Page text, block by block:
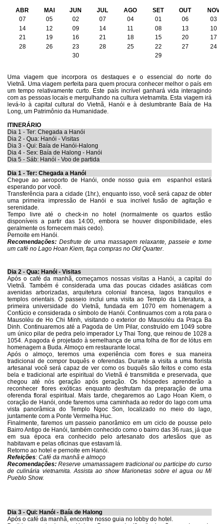
ABR MAI JUN JUL AGO SET OUT
07
05 02 07 04 01 06
03
14
12 09 14 11 08 13
10
21
19 16 21 18 15 20
17
28
26 23 28 25 22 27
24
30
29
Uma viagem que incorpora os destaques e o essencial do norte do
Vietnã. Uma viagem perfeita para quem procura conhecer melhor o país em
um tempo relativamente curto. Este país incrível ganhará vida interagindo
com as pessoas locais e mergulhando na cultura vietnamita. Esta viagem irá
levá-lo à capital cultural do Vietnã, Hanói e à deslumbrante Baía de Ha
Long, um Patrimônio da Humanidade.
ITINERÁRIO
Dia 1 - Ter: Chegada a Hanói
Dia 2 - Qua: Hanói - Visitas
Dia 3 - Qui: Baía de Hanói-Halong
Dia 4 - Sex: Baía de Halong - Hanói
Dia 5 - Sáb: Hanói - Voo de partida
Dia 1 - Ter: Chegada a Hanói
Chegue ao aeroporto de Hanói, onde nosso guia em espanhol estará
esperando por você.
Transferência para a cidade (1hr.), enquanto isso, você será capaz de obter
uma primeira impressão de Hanói e sua incrível fusão de agitação e
serenidade.
Tempo livre até o check-in no hotel (normalmente os quartos estão
disponíveis a partir das 14:00, embora se houver disponibilidade, eles
geralmente os fornecem mais cedo).
Pernoite em Hanói.
Recomendações:Desfrute de uma massagem relaxante, passeie e tome
um café no Lago Hoan Kiem, faça compras no Old Quarter.
Dia 2 - Qua: Hanói - Visitas
Após o café da manhã, começamos nossas visitas a Hanói, a capital do
Vietnã. Também é considerada uma das poucas cidades asiáticas com
avenidas arborizadas, arquitetura colonial francesa, lagos tranquilos e
templos orientais. O passeio inclui uma visita ao Templo da Literatura,a
primeira universidade do Vietnã, fundada em 1070 em homenagem a
Confúcio e considerada o símbolo de Hanói. Continuamos com a rota para o
Mausoléu de Ho Chi Minh, visitando o exterior do Mausoléu da Praça Ba
Dinh. Continuaremos até a Pagoda de Um Pilar, construído em 1049 sobre
um único pilar de pedra pelo imperador Ly Thai Tong, que reinou de 1028 a
1054. A pagoda é projetado à semelhança de uma folha de flor de lótus em
homenagem a Buda.Almoço em restaurante local.
Após o almoço, teremos uma experiência com flores e sua maneira
tradicional de compor buquês e oferendas. Durante a visita a uma florista
artesanal você será capaz de ver como os buquês são feitos e como esta
bela e tradicional arte espiritual do Vietnã é transmitida e preservada, que
chegou até nós geração após geração. Os hóspedes aprenderão a
reconhecer flores exóticas enquanto desfrutam da preparação de uma
oferenda floral espiritual. Mais tarde, chegaremos ao Lago Hoan Kiem, o
coração de Hanói, onde faremos uma caminhada ao redor do lago com uma
vista panorâmica do Templo Ngoc Son, localizado no meio do lago,
juntamente com a Ponte Vermelha Huc.
Finalmente, faremos um passeio panorâmico em um ciclo de pousse pelo
Bairro Antigo de Hanói, também conhecido como o bairro das 36 ruas, já que
em sua época era conhecido pelo artesanato dos artesãos que as
habitavam e pelas oficinas que estavam lá.
Retorno ao hotel e pernoite em Hanói.
Refeições: Café da manhã e almoço
Recomendações:Reserve umamassagem tradicional ou participe do curso
de culinária vietnamita. Assista ao show Marionetas sobre el agua ou Mi
Pueblo Show.
Dia 3 - Qui: Hanói - Baía de Halong
Após o café da manhã, encontre nosso guia no lobby do hotel.